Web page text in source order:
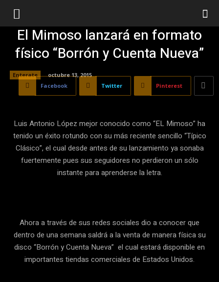
El Mimoso lanzará en formato
físico “Borrón y Cuenta Nueva”
Enterate
octubre 13, 2015
Facebook
Twitter Pinterest
Luis Antonio López mejor conocido como “EL Mimoso” ha
tenido un éxito rotundo con su más reciente sencillo “Típico
Clásico”, el cual desde antes de su lanzamiento ya sonaba
fuertemente pues sus seguidores no perdieron un sólo
instante para aprenderse la letra.
Ahora a través de sus redes sociales dio a conocer que
dentro de una semana saldrá a la venta de manera física su
disco “Borrón y Cuenta Nueva” el cual estará disponible en
importantes tiendas comerciales de Estados Unidos.